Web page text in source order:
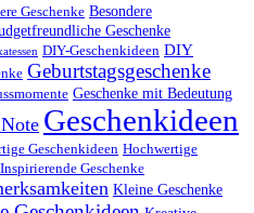
Geschenke Besondere
Geschenke
DIY-Geschenkideen DIY
Geburtstagsgeschenke
Geschenke mit Bedeutung
Geschenkideen
Geschenkideen Hochwertige
Inspirierende Geschenke
Kleine Geschenke